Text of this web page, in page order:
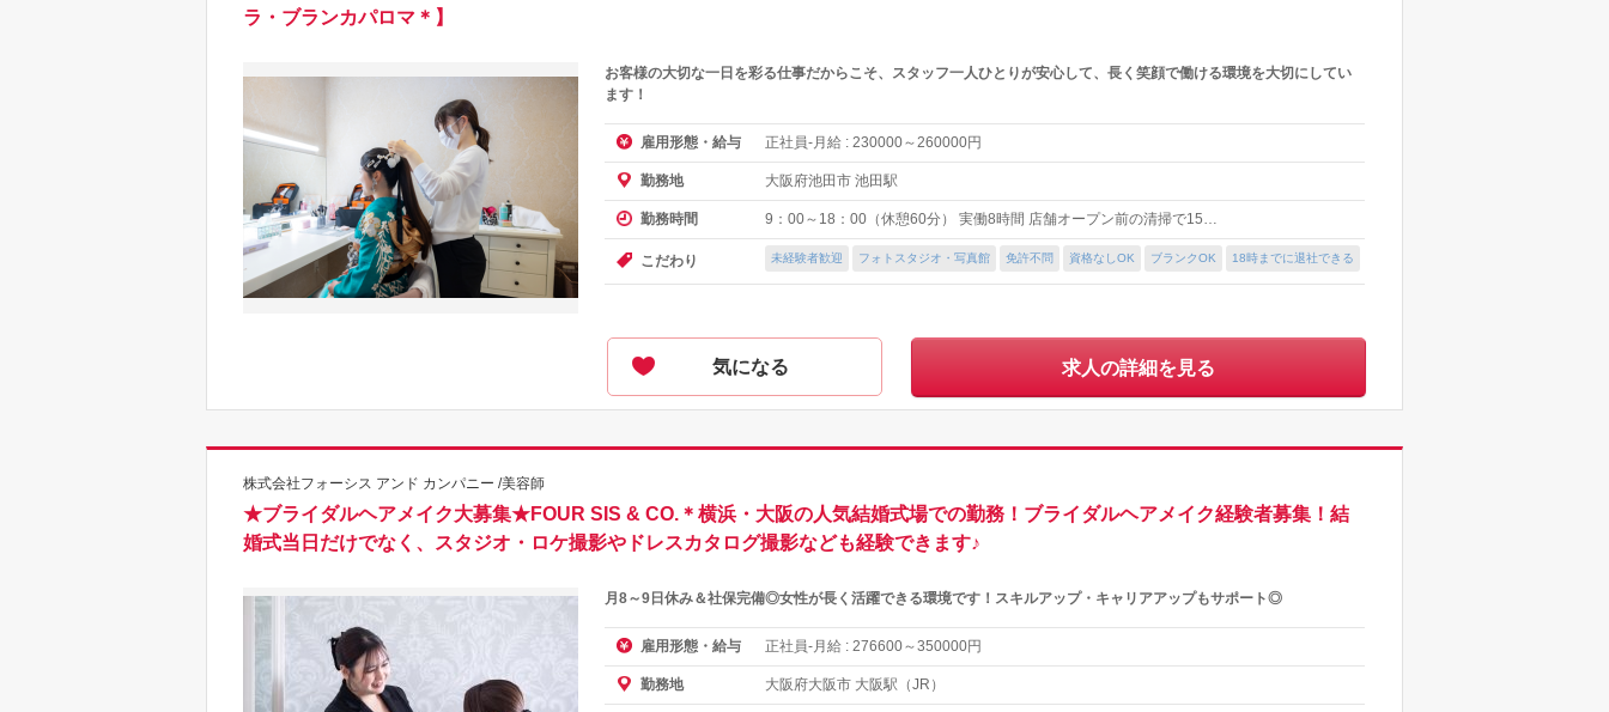
ラ・ブランカパロマ＊】
お客様の大切な一日を彩る仕事だからこそ、スタッフ一人ひとりが安心して、長く笑顔で働ける環境を大切にしてい
ます！
雇用形態・給与 正社員-月給 : 230000～260000円
勤務地 大阪府池田市 池田駅
勤務時間 9：00～18：00（休憩60分） 実働8時間 店舗オープン前の清掃で15…
こだわり 未経験者歓迎 フォトスタジオ・写真館 免許不問 資格なしOK ブランクOK 18時までに退社できる
気になる 求人の詳細を見る
株式会社フォーシス アンド カンパニー /美容師
★ブライダルヘアメイク大募集★FOUR SIS & CO.＊横浜・大阪の人気結婚式場での勤務！ブライダルヘアメイク経験者募集！結
婚式当日だけでなく、スタジオ・ロケ撮影やドレスカタログ撮影なども経験できます♪
月8～9日休み＆社保完備◎女性が長く活躍できる環境です！スキルアップ・キャリアアップもサポート◎
雇用形態・給与 正社員-月給 : 276600～350000円
勤務地 大阪府大阪市 大阪駅（JR）